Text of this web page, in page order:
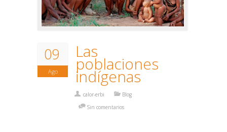
09
Ago
Las
poblaciones
indígenas
calor-erbi
Blog
Sin comentarios